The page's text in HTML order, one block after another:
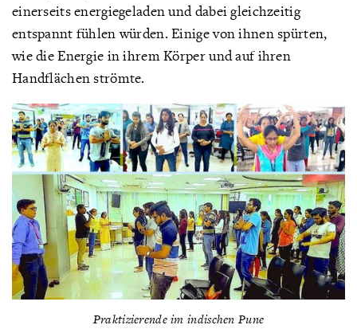
einerseits energiegeladen und dabei gleichzeitig
entspannt fühlen würden. Einige von ihnen spürten,
wie die Energie in ihrem Körper und auf ihren
Handflächen strömte.
Praktizierende im indischen Pune